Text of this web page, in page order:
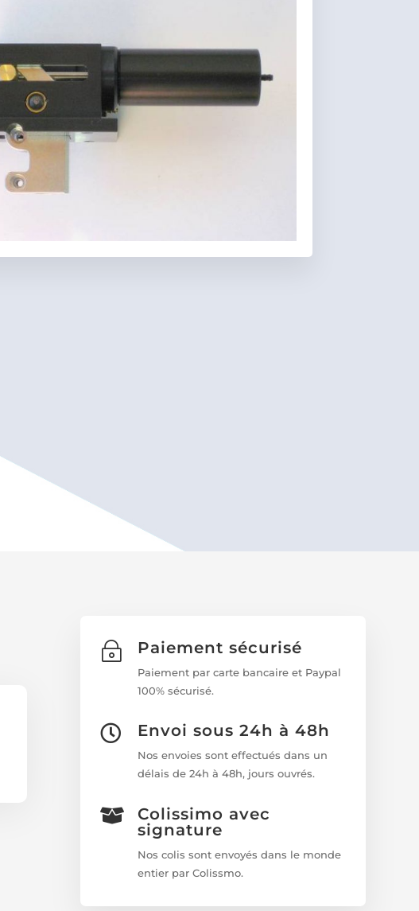
~ Paiement sécurisé
Paiement par carte bancaire et Paypal
100% sécurisé.
 Envoi sous 24h à 48h
Nos envoies sont effectués dans un
délais de 24h à 48h, jours ouvrés.

Colissimo avec
signature
Nos colis sont envoyés dans le monde
entier par Colissmo.